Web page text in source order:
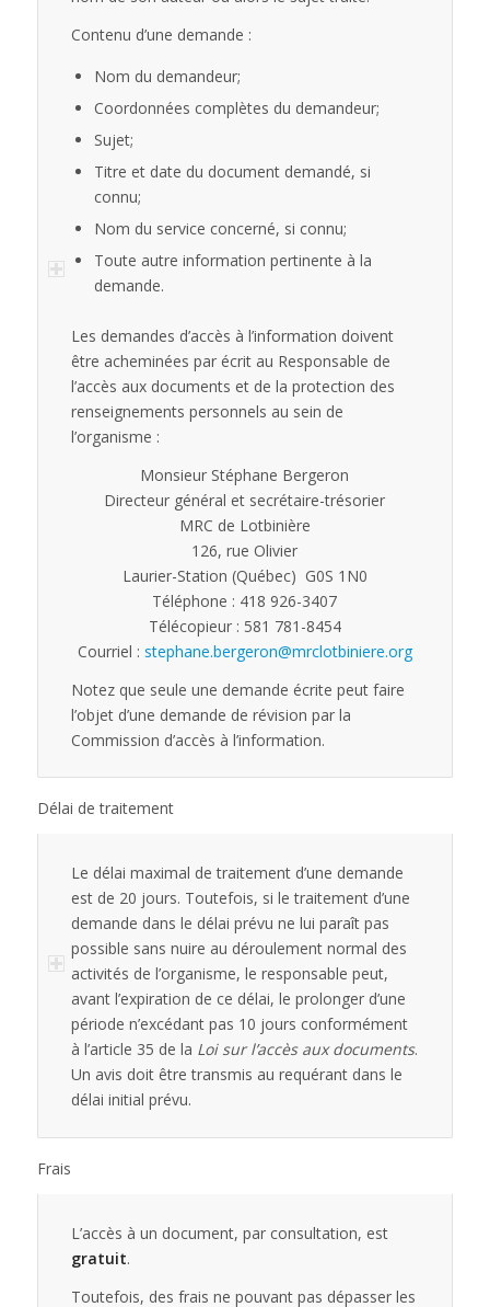
Contenu d’une demande :
Nom du demandeur;
Coordonnées complètes du demandeur;
Sujet;
Titre et date du document demandé, si
connu;
Nom du service concerné, si connu;
Toute autre information pertinente à la
demande.
Les demandes d’accès à l’information doivent
être acheminées par écrit au Responsable de
l’accès aux documents et de la protection des
renseignements personnels au sein de
l’organisme :
Monsieur Stéphane Bergeron
Directeur général et secrétaire-trésorier
MRC de Lotbinière
126, rue Olivier
Laurier-Station (Québec) G0S 1N0
Téléphone : 418 926-3407
Télécopieur : 581 781-8454
Courriel : stephane.bergeron@mrclotbiniere.org
Notez que seule une demande écrite peut faire
l’objet d’une demande de révision par la
Commission d’accès à l’information.
Délai de traitement
Le délai maximal de traitement d’une demande
est de 20 jours. Toutefois, si le traitement d’une
demande dans le délai prévu ne lui paraît pas
possible sans nuire au déroulement normal des
activités de l’organisme, le responsable peut,
avant l’expiration de ce délai, le prolonger d’une
période n’excédant pas 10 jours conformément
à l’article 35 de la Loi sur l’accès aux documents.
Un avis doit être transmis au requérant dans le
délai initial prévu.
Frais
L’accès à un document, par consultation, est
gratuit.
Toutefois, des frais ne pouvant pas dépasser les